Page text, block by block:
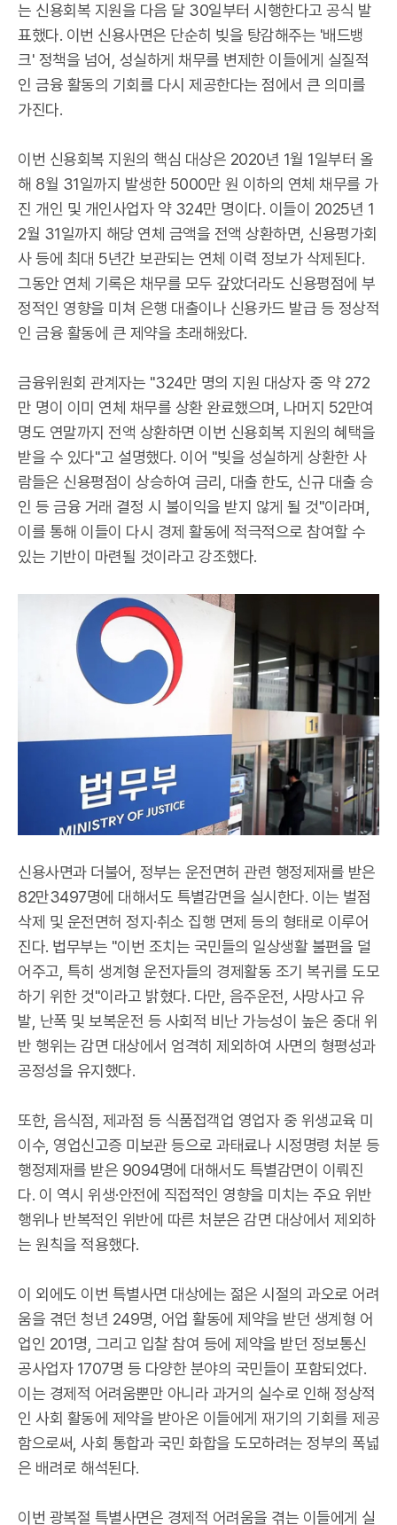
는 신용회복 지원을 다음 달 30일부터 시행한다고 공식 발
표했다. 이번 신용사면은 단순히 빚을 탕감해주는 '배드뱅
크' 정책을 넘어, 성실하게 채무를 변제한 이들에게 실질적
인 금융 활동의 기회를 다시 제공한다는 점에서 큰 의미를
가진다.
이번 신용회복 지원의 핵심 대상은 2020년 1월 1일부터 올
해 8월 31일까지 발생한 5000만 원 이하의 연체 채무를 가
진 개인 및 개인사업자 약 324만 명이다. 이들이 2025년 1
2월 31일까지 해당 연체 금액을 전액 상환하면, 신용평가회
사 등에 최대 5년간 보관되는 연체 이력 정보가 삭제된다.
그동안 연체 기록은 채무를 모두 갚았더라도 신용평점에 부
정적인 영향을 미쳐 은행 대출이나 신용카드 발급 등 정상적
인 금융 활동에 큰 제약을 초래해왔다.
금융위원회 관계자는 "324만 명의 지원 대상자 중 약 272
만 명이 이미 연체 채무를 상환 완료했으며, 나머지 52만여
명도 연말까지 전액 상환하면 이번 신용회복 지원의 혜택을
받을 수 있다"고 설명했다. 이어 "빚을 성실하게 상환한 사
람들은 신용평점이 상승하여 금리, 대출 한도, 신규 대출 승
인 등 금융 거래 결정 시 불이익을 받지 않게 될 것"이라며,
이를 통해 이들이 다시 경제 활동에 적극적으로 참여할 수
있는 기반이 마련될 것이라고 강조했다.
신용사면과 더불어, 정부는 운전면허 관련 행정제재를 받은
82만3497명에 대해서도 특별감면을 실시한다. 이는 벌점
삭제 및 운전면허 정지·취소 집행 면제 등의 형태로 이루어
진다. 법무부는 "이번 조치는 국민들의 일상생활 불편을 덜
어주고, 특히 생계형 운전자들의 경제활동 조기 복귀를 도모
하기 위한 것"이라고 밝혔다. 다만, 음주운전, 사망사고 유
발, 난폭 및 보복운전 등 사회적 비난 가능성이 높은 중대 위
반 행위는 감면 대상에서 엄격히 제외하여 사면의 형평성과
공정성을 유지했다.
또한, 음식점, 제과점 등 식품접객업 영업자 중 위생교육 미
이수, 영업신고증 미보관 등으로 과태료나 시정명령 처분 등
행정제재를 받은 9094명에 대해서도 특별감면이 이뤄진
다. 이 역시 위생·안전에 직접적인 영향을 미치는 주요 위반
행위나 반복적인 위반에 따른 처분은 감면 대상에서 제외하
는 원칙을 적용했다.
이 외에도 이번 특별사면 대상에는 젊은 시절의 과오로 어려
움을 겪던 청년 249명, 어업 활동에 제약을 받던 생계형 어
업인 201명, 그리고 입찰 참여 등에 제약을 받던 정보통신
공사업자 1707명 등 다양한 분야의 국민들이 포함되었다.
이는 경제적 어려움뿐만 아니라 과거의 실수로 인해 정상적
인 사회 활동에 제약을 받아온 이들에게 재기의 기회를 제공
함으로써, 사회 통합과 국민 화합을 도모하려는 정부의 폭넓
은 배려로 해석된다.
이번 광복절 특별사면은 경제적 어려움을 겪는 이들에게 실